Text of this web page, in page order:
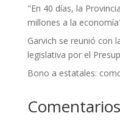
"En 40 días, la
millones a la
Garvich se reunió con
legislativa por el
Bono a estatales: